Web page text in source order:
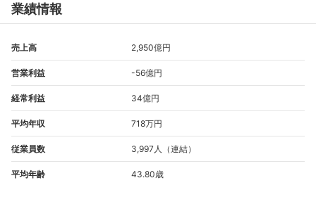
業績情報
売上高 2,950億円
営業利益 -56億円
経常利益 34億円
平均年収 718万円
従業員数 3,997人（連結）
平均年齢 43.80歳